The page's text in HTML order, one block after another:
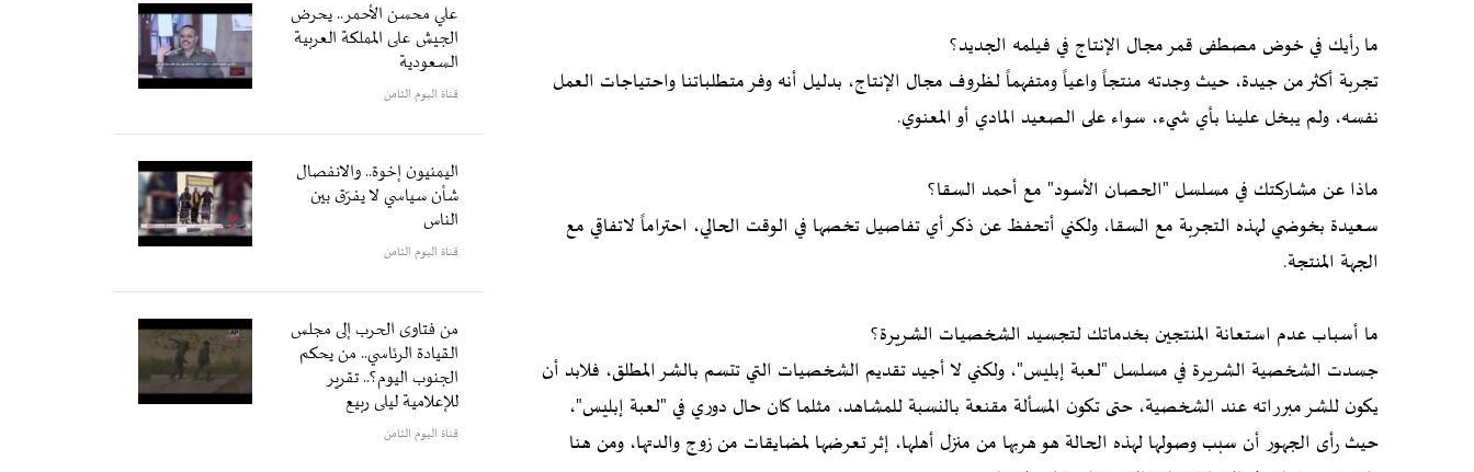
ما رأيك في خوض مصطفى قمر مجال الإنتاج في فيلمه الجديد؟
تجربة أكثر من جيدة، حيث وجدته منتجاً واعياً ومتفهماً لظروف مجال الإنتاج، بدليل أنه وفر متطلباتنا واحتياجات العمل
نفسه، ولم يبخل علينا بأي شيء، سواء على الصعيد المادي أو المعنوي.
ماذا عن مشاركتك في مسلسل "الحصان الأسود" مع أحمد السقا؟
سعيدة بخوضي لهذه التجربة مع السقا، ولكني أتحفظ عن ذكر أي تفاصيل تخصها في الوقت الحالي، احتراماً لاتفاقي مع
الجهة المنتجة.
ما أسباب عدم استعانة المنتجين بخدماتك لتجسيد الشخصيات الشريرة؟
جسدت الشخصية الشريرة في مسلسل "لعبة إبليس"، ولكني لا أجيد تقديم الشخصيات التي تتسم بالشر المطلق، فلابد أن
يكون للشر مبرراته عند الشخصية، حتى تكون المسألة مقنعة بالنسبة للمشاهد، مثلما كان حال دوري في "لعبة إبليس"،
حيث رأى الجهور أن سبب وصولها لهذه الحالة هو هربها من منزل أهلها، إثر تعرضها لمضايقات من زوج والدتها، ومن هنا
علي محسن الأحمر.. يحرض
الجيش على المملكة العربية
السعودية
قناة اليوم الثامن
اليمنيون إخوة.. والانفصال
شأن سياسي لا يفرّق بين
الناس
قناة اليوم الثامن
من فتاوى الحرب إلى مجلس
القيادة الرئاسي.. من يحكم
الجنوب اليوم؟.. تقرير
للإعلامية ليلى ربيع
قناة اليوم الثامن